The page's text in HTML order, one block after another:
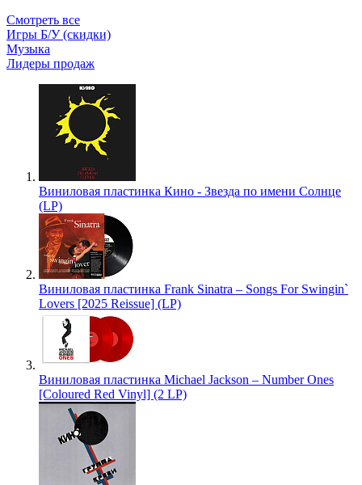
Смотреть все
Игры Б/У (скидки)
Музыка
Лидеры продаж
Виниловая пластинка Кино - Звезда по имени Солнце
(LP)
Виниловая пластинка Frank Sinatra – Songs For Swingin`
Lovers [2025 Reissue] (LP)
Виниловая пластинка Michael Jackson – Number Ones
[Coloured Red Vinyl] (2 LP)